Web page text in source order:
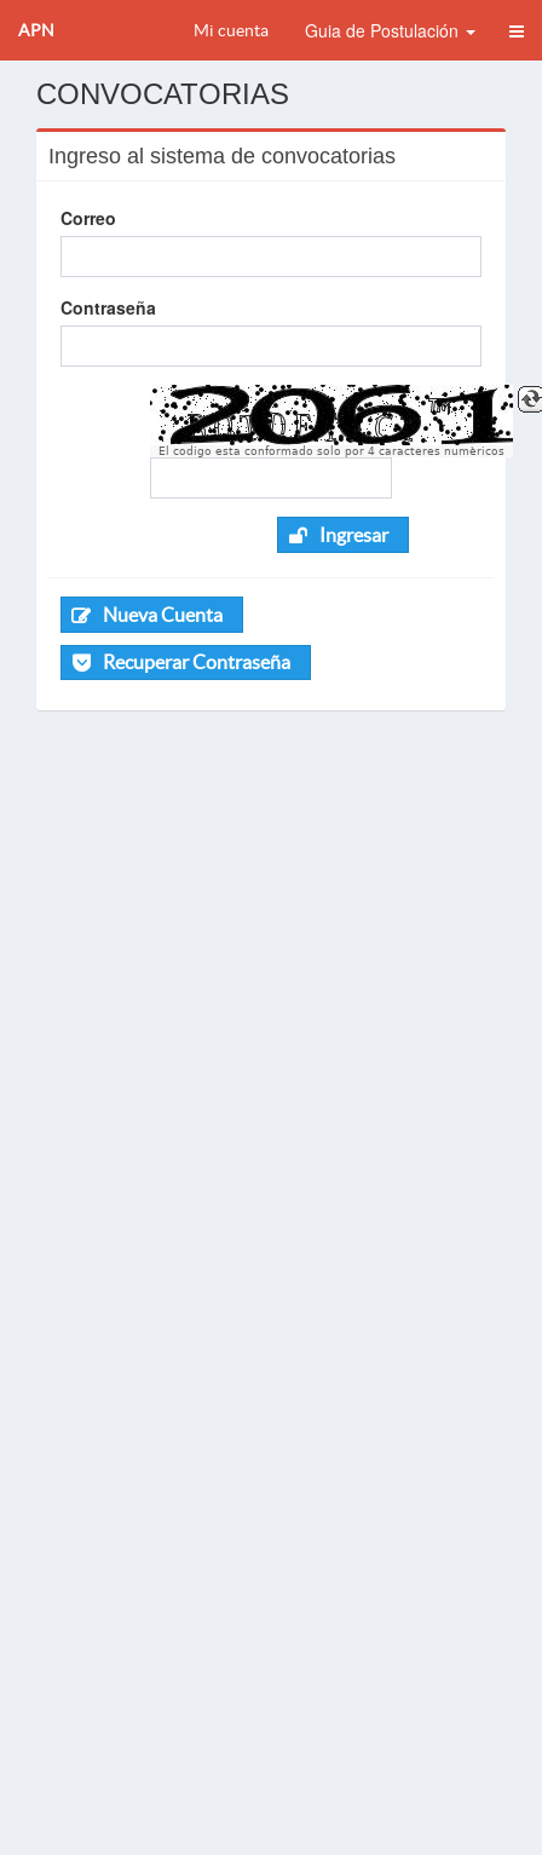
APN Mi cuenta Guia de Postulación
CONVOCATORIAS
Ingreso al sistema de convocatorias
Correo
Contraseña
El codigo esta conformado solo por 4 caracteres numèricos
Ingresar
Nueva Cuenta
Recuperar Contraseña